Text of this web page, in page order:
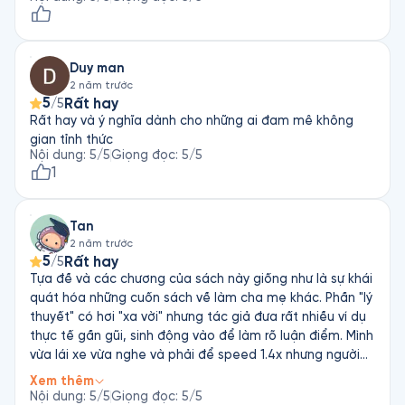
Duy man
2 năm trước
5/5 Rất hay
Rất hay và ý nghĩa dành cho những ai đam mê không
gian tỉnh thức
Nội dung: 5/5Giọng đọc: 5/5
1
Tan
2 năm trước
5/5 Rất hay
Tựa đề và các chương của sách này giống như là sự khái
quát hóa những cuốn sách về làm cha mẹ khác. Phần "lý
thuyết" có hơi "xa vời" nhưng tác giả đưa rất nhiều ví dụ
thực tế gần gũi, sinh động vào để làm rõ luận điểm. Mình
vừa lái xe vừa nghe và phải để speed 1.4x nhưng người
đọc rất diễn cảm, phát âm những từ ngoại ngữ cũng
mượt.
Xem thêm
Nội dung: 5/5Giọng đọc: 5/5